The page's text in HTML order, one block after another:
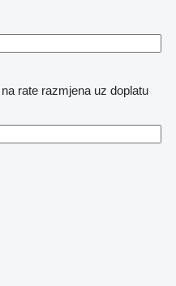
na rate razmjena uz doplatu